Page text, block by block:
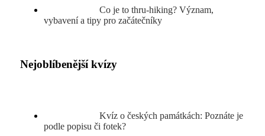
Co je to thru-hiking? Význam,
vybavení a tipy pro začátečníky
Nejoblíbenější kvízy
Kvíz o českých památkách: Poznáte je
podle popisu či fotek?